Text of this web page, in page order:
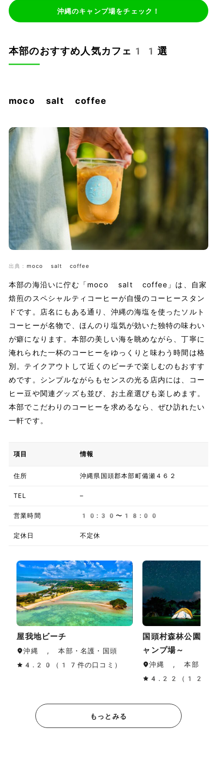
沖縄のキャンプ場をチェック！
本部のおすすめ人気カフェ11選
moco salt coffee
出典： moco salt coffee
本部の海沿いに佇む「moco salt coffee」は、自家
焙煎のスペシャルティコーヒーが自慢のコーヒースタン
ドです。店名にもある通り、沖縄の海塩を使ったソルト
コーヒーが名物で、ほんのり塩気が効いた独特の味わい
が癖になります。本部の美しい海を眺めながら、丁寧に
淹れられた一杯のコーヒーをゆっくりと味わう時間は格
別。テイクアウトして近くのビーチで楽しむのもおすす
めです。シンプルながらもセンスの光る店内には、コー
ヒー豆や関連グッズも並び、お土産選びも楽しめます。
本部でこだわりのコーヒーを求めるなら、ぜひ訪れたい
一軒です。
項目 情報
住所 沖縄県国頭郡本部町備瀬４６２
TEL –
営業時間 10:30〜18:00
定休日 不定休
屋我地ビーチ
沖縄 , 本部・名護・国頭
4.20（17件の口コミ）
国頭村森林公園～
ャンプ場～
沖縄 , 本部・名
4.22（12件の
もっとみる